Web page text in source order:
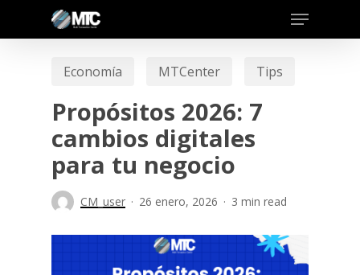
Economía MTCenter Tips
Propósitos 2026: 7
cambios digitales
para tu negocio
CM_user 26 enero, 2026 3 min read